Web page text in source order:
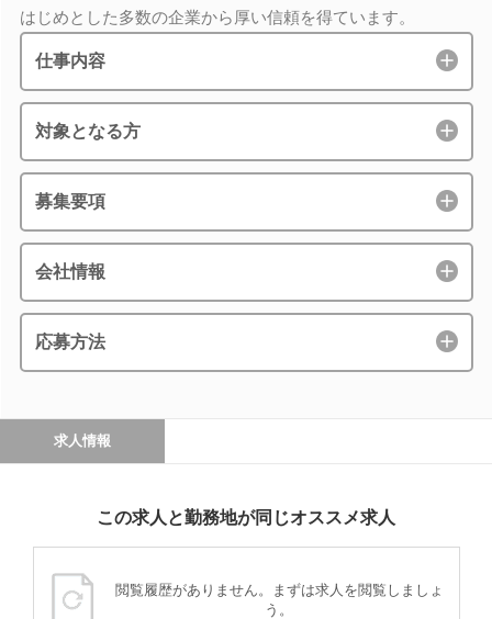
はじめとした多数の企業から厚い信頼を得ています。
仕事内容
対象となる方
募集要項
会社情報
応募方法
求人情報
この求人と勤務地が同じオススメ求人
閲覧履歴がありません。まずは求人を閲覧しましょ
う。